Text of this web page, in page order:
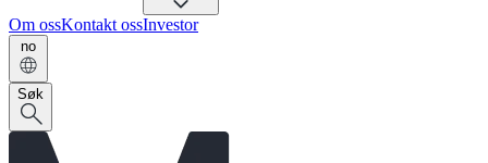
Om ossKontakt ossInvestor
no
Søk